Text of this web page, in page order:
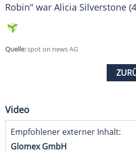
Robin" war Alicia Silverstone
Quelle:spot on news AG
Video
Empfohlener externer Inhalt:
Glomex GmbH